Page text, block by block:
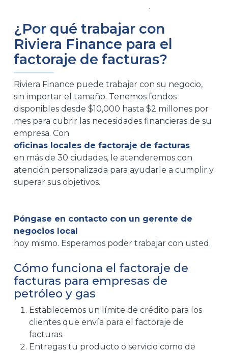
¿Por qué trabajar con
Riviera Finance para el
factoraje de facturas?
Riviera Finance puede trabajar con su negocio,
sin importar el tamaño. Tenemos fondos
disponibles desde $10,000 hasta $2 millones por
mes para cubrir las necesidades financieras de su
empresa. Con
oficinas locales de factoraje de facturas
en más de 30 ciudades, le atenderemos con
atención personalizada para ayudarle a cumplir y
superar sus objetivos.
Póngase en contacto con un gerente de
negocios local
hoy mismo. Esperamos poder trabajar con usted.
Cómo funciona el factoraje de
facturas para empresas de
petróleo y gas
Establecemos un límite de crédito para los
clientes que envía para el factoraje de
facturas.
Entregas tu producto o servicio como de